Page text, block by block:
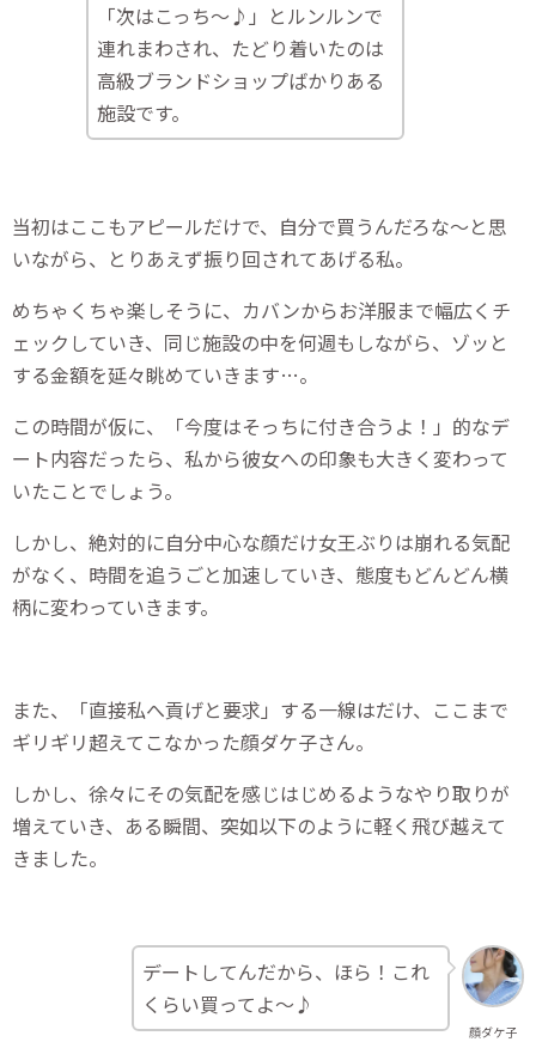
「次はこっち～♪」とルンルンで
連れまわされ、たどり着いたのは
高級ブランドショップばかりある
施設です。
当初はここもアピールだけで、自分で買うんだろな～と思
いながら、とりあえず振り回されてあげる私。
めちゃくちゃ楽しそうに、カバンからお洋服まで幅広くチ
ェックしていき、同じ施設の中を何週もしながら、ゾッと
する金額を延々眺めていきます…。
この時間が仮に、「今度はそっちに付き合うよ！」的なデ
ート内容だったら、私から彼女への印象も大きく変わって
いたことでしょう。
しかし、絶対的に自分中心な顔だけ女王ぶりは崩れる気配
がなく、時間を追うごと加速していき、態度もどんどん横
柄に変わっていきます。
また、「直接私へ貢げと要求」する一線はだけ、ここまで
ギリギリ超えてこなかった顔ダケ子さん。
しかし、徐々にその気配を感じはじめるようなやり取りが
増えていき、ある瞬間、突如以下のように軽く飛び越えて
きました。
顔ダケ子
デートしてんだから、ほら！これ
くらい買ってよ～♪